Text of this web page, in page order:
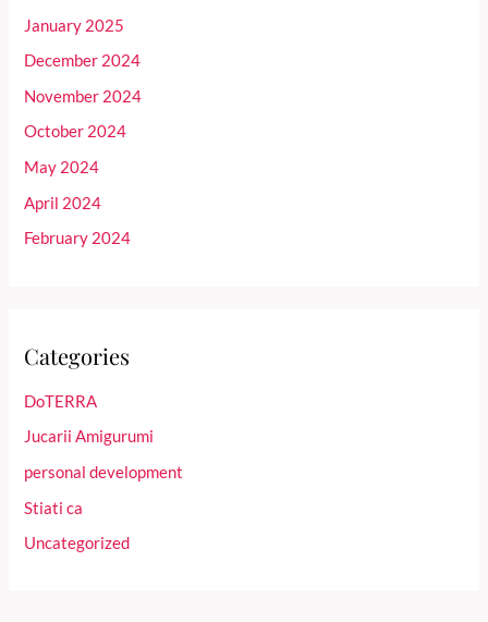
January 2025
December 2024
November 2024
October 2024
May 2024
April 2024
February 2024
Categories
DoTERRA
Jucarii Amigurumi
personal development
Stiati ca
Uncategorized